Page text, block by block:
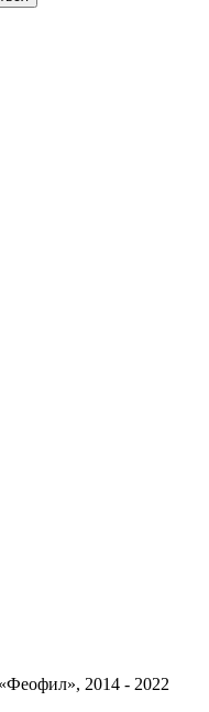
2014 - 2022